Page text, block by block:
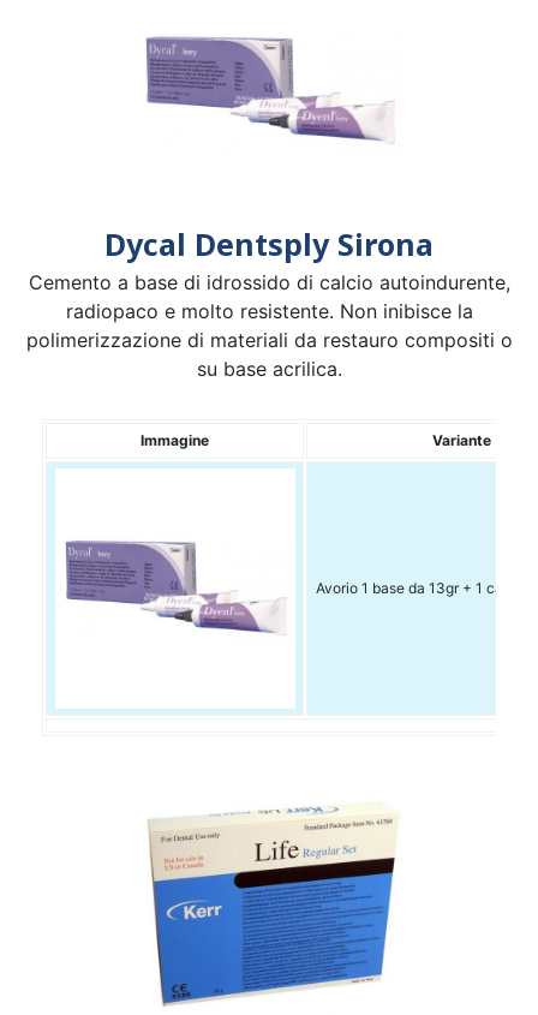
Dycal Dentsply Sirona
Cemento a base di idrossido di calcio autoindurente,
radiopaco e molto resistente. Non inibisce la
polimerizzazione di materiali da restauro compositi o
su base acrilica.
Immagine Variante
Avorio 1 base da 13gr + 1